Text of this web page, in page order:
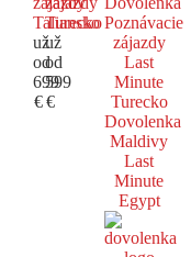
Taliansko
už
od
699
€
Turecko
už
od
599
€
Poznávacie
zájazdy
Last
Minute
Turecko
Dovolenka
Maldivy
Last
Minute
Egypt